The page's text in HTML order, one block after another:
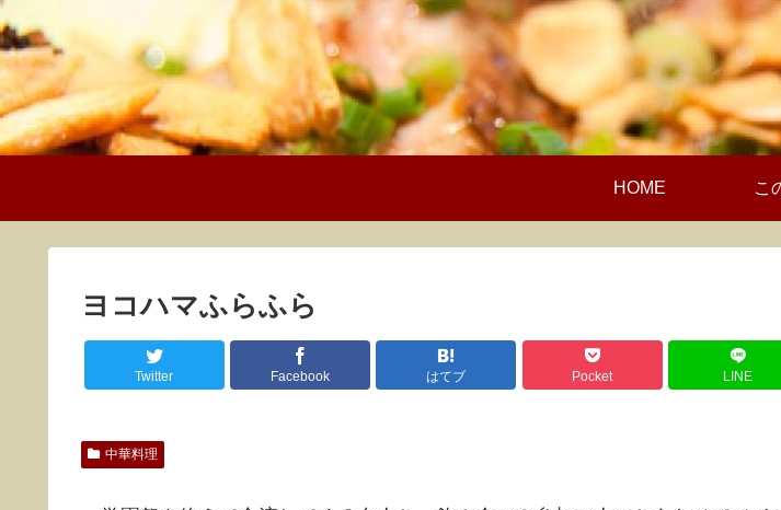
HOME こ
ヨコハマふらふら
Twitter Facebook はてブ Pocket LINE
中華料理